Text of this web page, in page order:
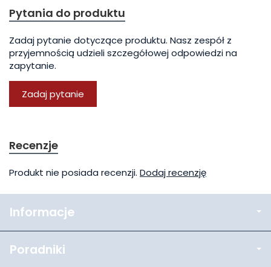
Pytania do produktu
Zadaj pytanie dotyczące produktu. Nasz zespół z
przyjemnością udzieli szczegółowej odpowiedzi na
zapytanie.
Zadaj pytanie
Recenzje
Produkt nie posiada recenzji. Dodaj recenzję
Informacje
Poradniki